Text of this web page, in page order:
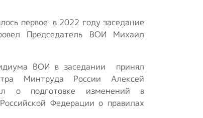
первичной ячейке
(организации) ВОИ
Положения и
регламенты
Концепция
реабилитационного
первое в 2022 году заседание
Председатель ВОИ Михаил
ВОИ в заседании принял
Минтруда России Алексей
о подготовке изменений в
Федерации о правилах